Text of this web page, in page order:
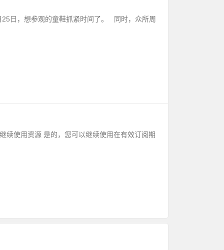
日，想参观的童鞋抓紧时间了。 同时，众所周
续使用资源 是的，您可以继续使用在有效订阅期